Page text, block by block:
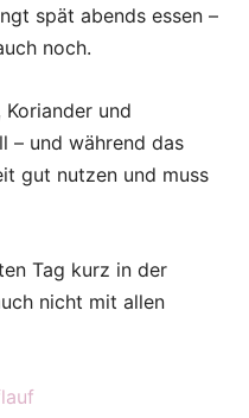
spät abends essen –
noch.
und
– und während das
gut nutzen und muss
Tag kurz in der
nicht mit allen